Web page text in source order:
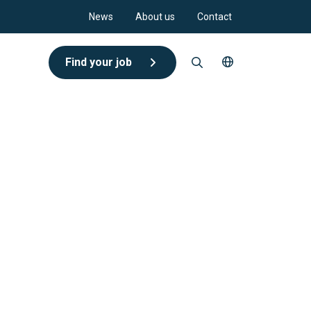
News About us Contact
Find your job